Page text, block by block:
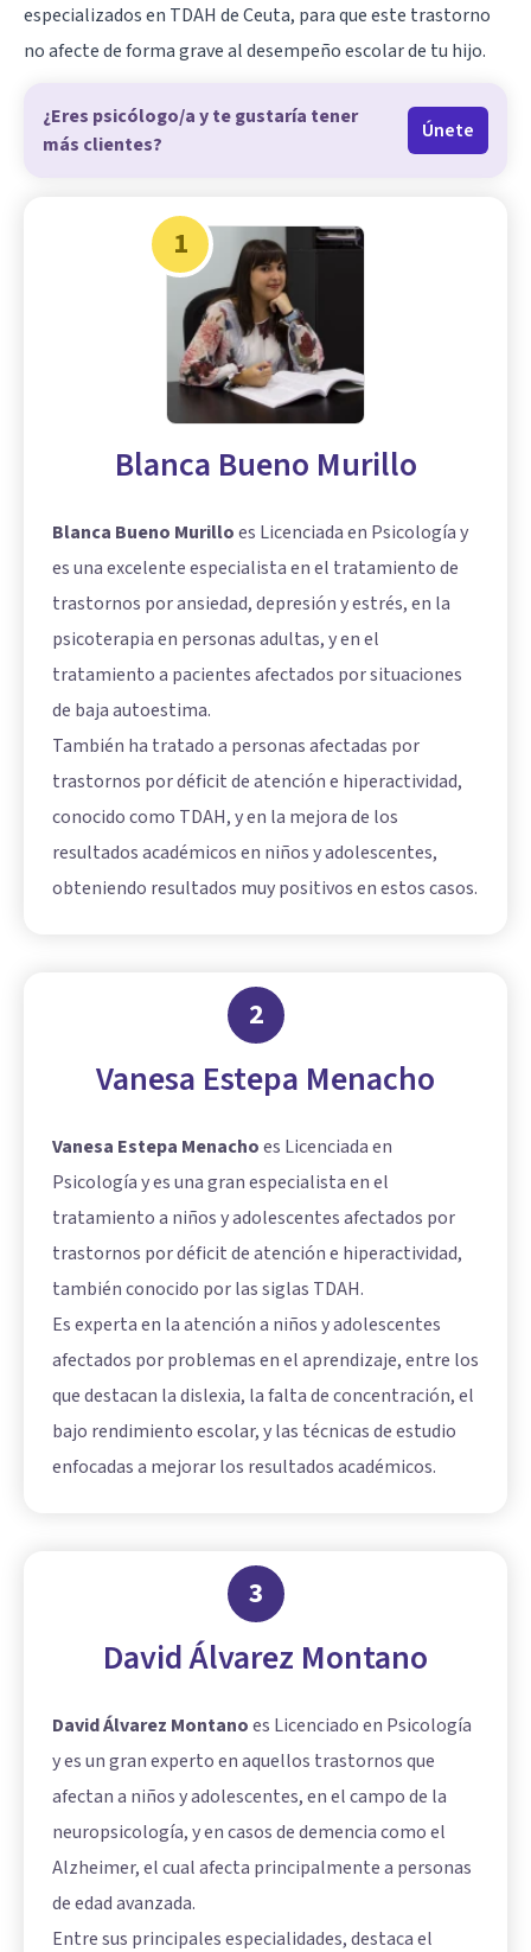
especializados en TDAH de Ceuta, para que este trastorno
no afecte de forma grave al desempeño escolar de tu hijo.
¿Eres psicólogo/a y te gustaría tener
más clientes?
Únete
1
Blanca Bueno Murillo
Blanca Bueno Murilloes Licenciada en Psicología y
es una excelente especialista en el tratamiento de
trastornos por ansiedad, depresión y estrés, en la
psicoterapia en personas adultas, y en el
tratamiento a pacientes afectados por situaciones
de baja autoestima.
También ha tratado a personas afectadas por
trastornos por déficit de atención e hiperactividad,
conocido como TDAH, y en la mejora de los
resultados académicos en niños y adolescentes,
obteniendo resultados muy positivos en estos casos.
2
Vanesa Estepa Menacho
Vanesa Estepa Menachoes Licenciada en
Psicología y es una gran especialista en el
tratamiento a niños y adolescentes afectados por
trastornos por déficit de atención e hiperactividad,
también conocido por las siglas TDAH.
Es experta en la atención a niños y adolescentes
afectados por problemas en el aprendizaje, entre los
que destacan la dislexia, la falta de concentración, el
bajo rendimiento escolar, y las técnicas de estudio
enfocadas a mejorar los resultados académicos.
3
David Álvarez Montano
David Álvarez Montanoes Licenciado en Psicología
y es un gran experto en aquellos trastornos que
afectan a niños y adolescentes, en el campo de la
neuropsicología, y en casos de demencia como el
Alzheimer, el cual afecta principalmente a personas
de edad avanzada.
Entre sus principales especialidades, destaca el